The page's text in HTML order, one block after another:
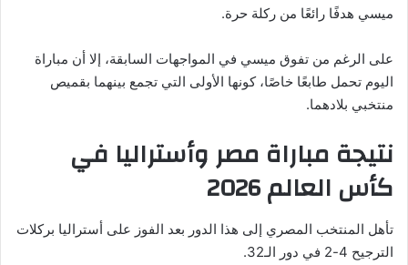
ميسي هدفًا رائعًا من ركلة حرة.
على الرغم من تفوق ميسي في المواجهات السابقة، إلا أن مباراة
اليوم تحمل طابعًا خاصًا، كونها الأولى التي تجمع بينهما بقميص
منتخبي بلادهما.
نتيجة مباراة مصر وأستراليا في
كأس العالم 2026
تأهل المنتخب المصري إلى هذا الدور بعد الفوز على أستراليا بركلات
الترجيح 4-2 في دور الـ32.